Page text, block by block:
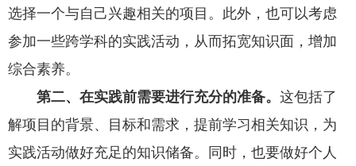
选择一个与自己兴趣相关的项目。此外，也可以考虑
参加一些跨学科的实践活动，从而拓宽知识面，增加
综合素养。
第二、 在实践前需要进行充分的准备。 这包括了
解项目的背景、目标和需求，提前学习相关知识，为
实践活动做好充足的知识储备。同时，也要做好个人